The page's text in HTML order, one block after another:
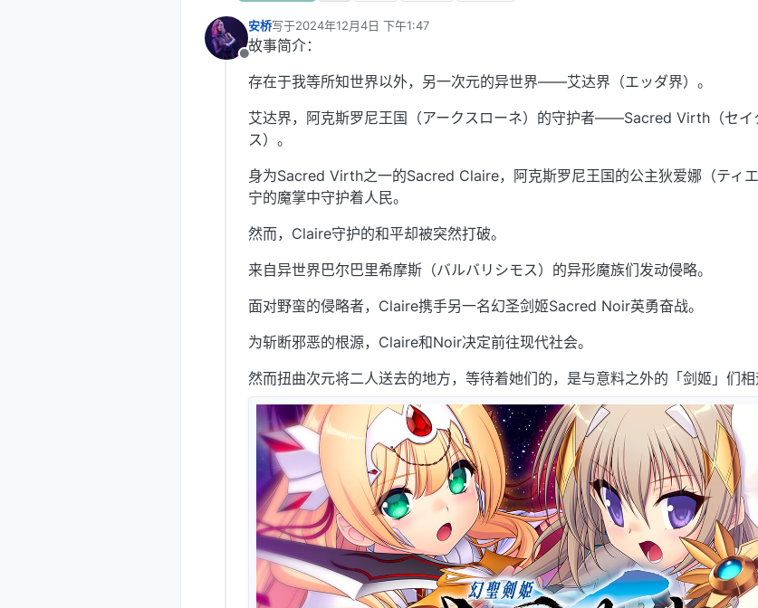
离线
安桥写于2024年12月4日 下午1:47
最后由 编辑
故事简介：
存在于我等所知世界以外，另一次元的异世界——艾达界（エッダ界）。
艾达界，阿克斯罗尼王国（アークスローネ）的守护者——Sacred Virth（セイ
ス）。
身为Sacred Virth之一的Sacred Claire，阿克斯罗尼王国的公主狄爱娜（ティ
宁的魔掌中守护着人民。
然而，Claire守护的和平却被突然打破。
来自异世界巴尔巴里希摩斯（バルバリシモス）的异形魔族们发动侵略。
面对野蛮的侵略者，Claire携手另一名幻圣剑姬Sacred Noir英勇奋战。
为斩断邪恶的根源，Claire和Noir决定前往现代社会。
然而扭曲次元将二人送去的地方，等待着她们的，是与意料之外的「剑姬」们相